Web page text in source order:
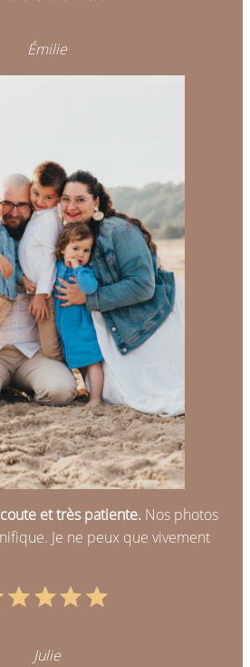
Émilie
et très patiente. Nos photos
Je ne peux que vivement
Julie